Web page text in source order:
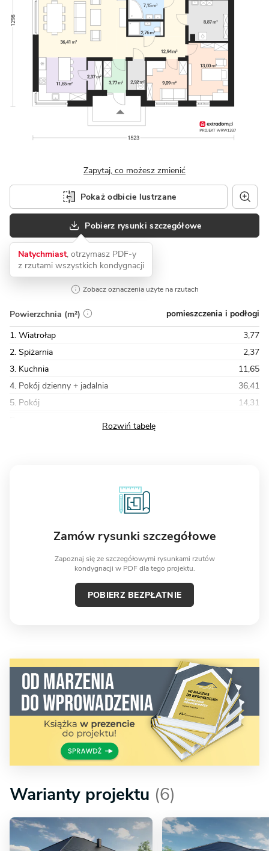
Zapytaj, co możesz zmienić
Pokaż odbicie lustrzane
Pobierz rysunki szczegółowe
Natychmiast, otrzymasz PDF-y
z rzutami wszystkich kondygnacji
Zobacz oznaczenia użyte na rzutach
Powierzchnia (m²)
pomieszczenia i podłogi
1. Wiatrołap
3,77
2. Spiżarnia
2,37
3. Kuchnia
11,65
4. Pokój dzienny + jadalnia
36,41
5. Pokój
14,31
Zamów rysunki szczegółowe
Zapoznaj się ze szczegółowymi rysunkami rzutów
kondygnacji w PDF dla tego projektu.
POBIERZ BEZPŁATNIE
Warianty projektu (6)